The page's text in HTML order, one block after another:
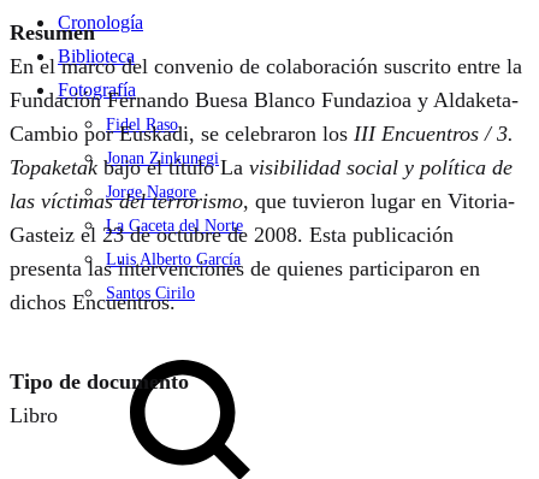
Cronología
Biblioteca
Fotografía
Fidel Raso
Jonan Zinkunegi
Jorge Nagore
La Gaceta del Norte
Luis Alberto García
Santos Cirilo
Resumen
En el marco del convenio de colaboración suscrito entre la
Fundación Fernando Buesa Blanco Fundazioa y Aldaketa-
Cambio por Euskadi, se celebraron los III Encuentros / 3.
Topaketak bajo el título La visibilidad social y política de
las víctimas del terrorismo, que tuvieron lugar en Vitoria-
Gasteiz el 23 de octubre de 2008. Esta publicación
presenta las intervenciones de quienes participaron en
dichos Encuentros.
Tipo de documento
Libro